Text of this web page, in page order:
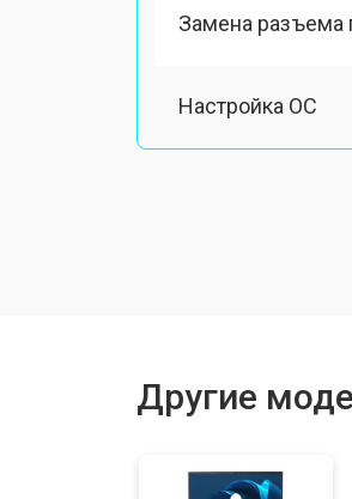
Замена разъема
Настройка ОС
Другие